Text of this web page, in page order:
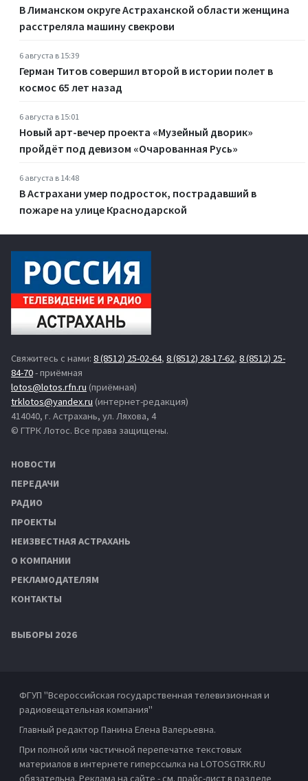
В Лиманском округе Астраханской области женщина
расстреляла машину свекрови
6 августа в 15:39
Герман Титов совершил второй в истории полет в
космос 65 лет назад
6 августа в 15:01
Новый арт-вечер проекта «Музейный дворик»
пройдёт под девизом «Очарованная Русь»
6 августа в 14:48
В Астрахани умер подросток, пострадавший в
пожаре на улице Краснодарской
Свяжитесь с нами: 8 (8512) 25-02-64, 8 (8512) 28-17-62, 8 (8512) 25-
84-70- приёмная
lotos@lotos.rfn.ru (приёмная)
trklotos@yandex.ru (интернет-редакция)
414040, г. Астрахань, ул. Ляхова, 4
© ГТРК Лотос. Все права защищены.
НОВОСТИ
ПЕРЕДАЧИ
РАДИО
ПРОЕКТЫ
НЕИЗВЕСТНАЯ АСТРАХАНЬ
О КОМПАНИИ
РЕКЛАМОДАТЕЛЯМ
КОНТАКТЫ
ВЫБОРЫ 2026
ФГУП "Всероссийская государственная телевизионная и
радиовещательная компания"
Главный редактор Панина Елена Валерьевна.
При полной или частичной перепечатке текстовых
материалов в интернете гиперссылка на LOTOSGTRK.RU
обязательна. Реклама на сайте - см. прайс-лист в разделе